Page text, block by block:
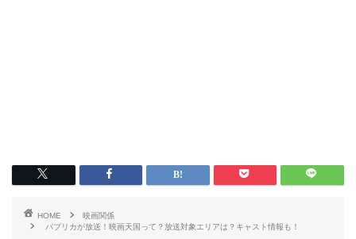
HOME
映画関係
パプリカが放送！映画天国って？放送対象エリアは？キャスト情報も！